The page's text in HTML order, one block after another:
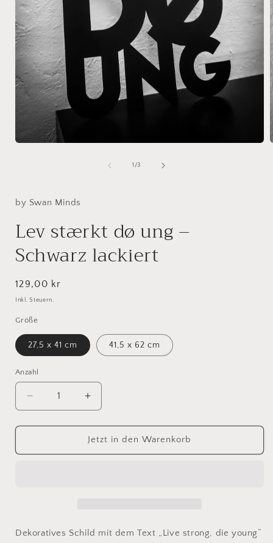
1/von
3
by Swan Minds
Lev stærkt dø ung –
Schwarz lackiert
Normaler
Preis
129,00 kr
Inkl. Steuern.
Größe
27,5 x 41 cm 41,5 x 62 cm
Anzahl
Verringere
die
Menge
Lev
lackiert
Erhöhe
die
Menge
für
Lev
lackiert
Jetzt in den Warenkorb
Dekoratives Schild mit dem Text „Live strong, die young“